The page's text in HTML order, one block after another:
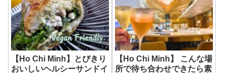
【Ho Chi Minh】とびきり
おいしいヘルシーサンドイ
【Ho Chi Minh】 こんな場
所で待ち合わせできたら素